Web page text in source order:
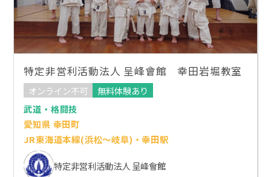
特定非営利活動法人 呈峰會館 幸田岩堀教室
オンライン不可
無料体験あり
武道・格闘技
愛知県 幸田町
JR東海道本線(浜松～岐阜)・幸田駅
特定非営利活動法人 呈峰會館